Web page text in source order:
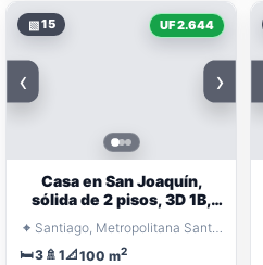
▧15 UF 2.644
‹ ›
Casa en San Joaquín,
sólida de 2 pisos, 3D 1B,
excelente ubicac
⌖ Santiago, Metropolitana Santiago
🛏️3 🚿 1📐100 m2